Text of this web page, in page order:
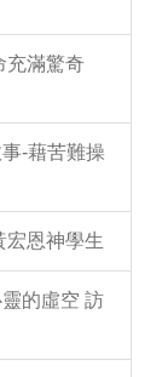
充滿驚奇
-藉苦難操
宏恩神學生
的虛空 訪